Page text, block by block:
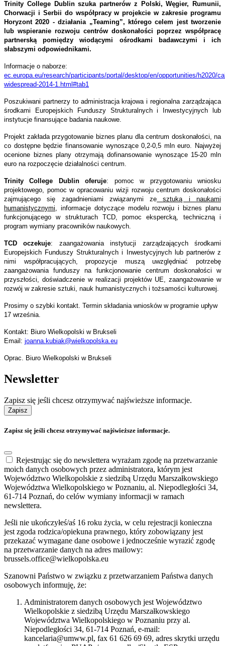
Trinity College Dublin szuka partnerów z Polski, Węgier, Rumunii,
Chorwacji i Serbii do współpracy w projekcie w zakresie programu
Horyzont 2020 - działania „Teaming”, którego celem jest tworzenie
lub wspieranie rozwoju centrów doskonałości poprzez współpracę
partnerską pomiędzy wiodącymi ośrodkami badawczymi i ich
słabszymi odpowiednikami.
Informacje o naborze:
ec.europa.eu/research/participants/portal/desktop/en/opportunities/h2020/
widespread-2014-1.html#tab1
Poszukiwani partnerzy to administracja krajowa i regionalna zarządzająca
środkami Europejskich Funduszy Strukturalnych i Inwestycyjnych lub
instytucje finansujące badania naukowe.
Projekt zakłada przygotowanie biznes planu dla centrum doskonałości, na
co dostępne będzie finansowanie wynoszące 0,2-0,5 mln euro. Najwyżej
ocenione biznes plany otrzymają dofinansowanie wynoszące 15-20 mln
euro na rozpoczęcie działalności centrum.
Trinity College Dublin oferuje: pomoc w przygotowaniu wniosku
projektowego, pomoc w opracowaniu wizji rozwoju centrum doskonałości
zajmującego się zagadnieniami związanymi ze sztuką i naukami
humanistycznymi , informacje dotyczące modelu rozwoju i biznes planu
funkcjonującego w strukturach TCD, pomoc ekspercką, techniczną i
program wymiany pracowników naukowych.
TCD oczekuje: zaangażowania instytucji zarządzających środkami
Europejskich Funduszy Strukturalnych i Inwestycyjnych lub partnerów z
nimi współpracujących, propozycje muszą uwzględniać potrzebę
zaangażowania funduszy na funkcjonowanie centrum doskonałości w
przyszłości, doświadczenie w realizacji projektów UE, zaangażowanie w
rozwój w zakresie sztuki, nauk humanistycznych i tożsamości kulturowej.
Prosimy o szybki kontakt. Termin składania wniosków w programie upływ
17 września.
Kontakt: Biuro Wielkopolski w Brukseli
Email: joanna.kubiak@wielkopolska.eu
Oprac. Biuro Wielkopolski w Brukseli
Newsletter
Zapisz się jeśli chcesz otrzymywać najświeższe informacje.
Zapisz
Zapisz się jeśli chcesz otrzymywać najświeższe informacje.
Rejestrując się do newslettera wyrażam zgodę na przetwarzanie
moich danych osobowych przez administratora, którym jest
Województwo Wielkopolskie z siedzibą Urzędu Marszałkowskiego
Województwa Wielkopolskiego w Poznaniu, al. Niepodległości 34,
61-714 Poznań, do celów wymiany informacji w ramach
newslettera.
Jeśli nie ukończyłeś/aś 16 roku życia, w celu rejestracji konieczna
jest zgoda rodzica/opiekuna prawnego, który zobowiązany jest
przekazać wymagane dane osobowe i jednocześnie wyrazić zgodę
na przetwarzanie danych na adres mailowy:
brussels.office@wielkopolska.eu
Szanowni Państwo w związku z przetwarzaniem Państwa danych
osobowych informuję, że:
Administratorem danych osobowych jest Województwo
Wielkopolskie z siedzibą Urzędu Marszałkowskiego
Województwa Wielkopolskiego w Poznaniu przy al.
Niepodległości 34, 61-714 Poznań, e-mail:
kancelaria@umww.pl, fax 61 626 69 69, adres skrytki urzędu